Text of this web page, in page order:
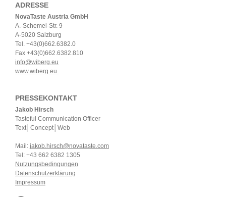
ADRESSE
NovaTaste Austria GmbH
A.-Schemel-Str. 9
A-5020 Salzburg
Tel. +43(0)662.6382.0
Fax +43(0)662.6382.810
info@wiberg.eu
www.wiberg.eu
PRESSEKONTAKT
Jakob Hirsch
Tasteful Communication Officer
Text│Concept│Web
Mail: jakob.hirsch@novataste.com
Tel: +43 662 6382 1305
Nutzungsbedingungen
Datenschutzerklärung
Impressum